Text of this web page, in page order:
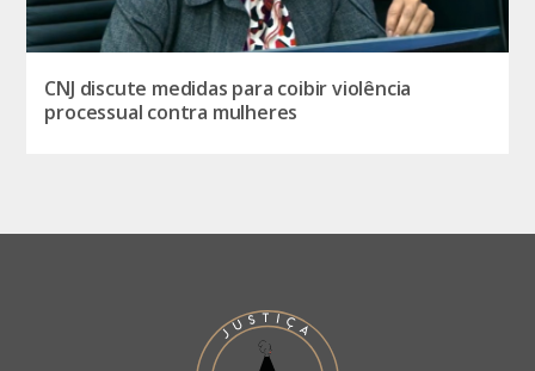
CNJ discute medidas para coibir violência
processual contra mulheres